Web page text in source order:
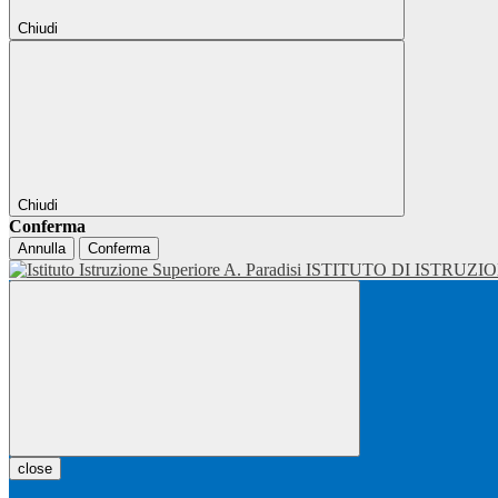
Chiudi
Chiudi
Conferma
Annulla Conferma
ISTITUTO DI
close